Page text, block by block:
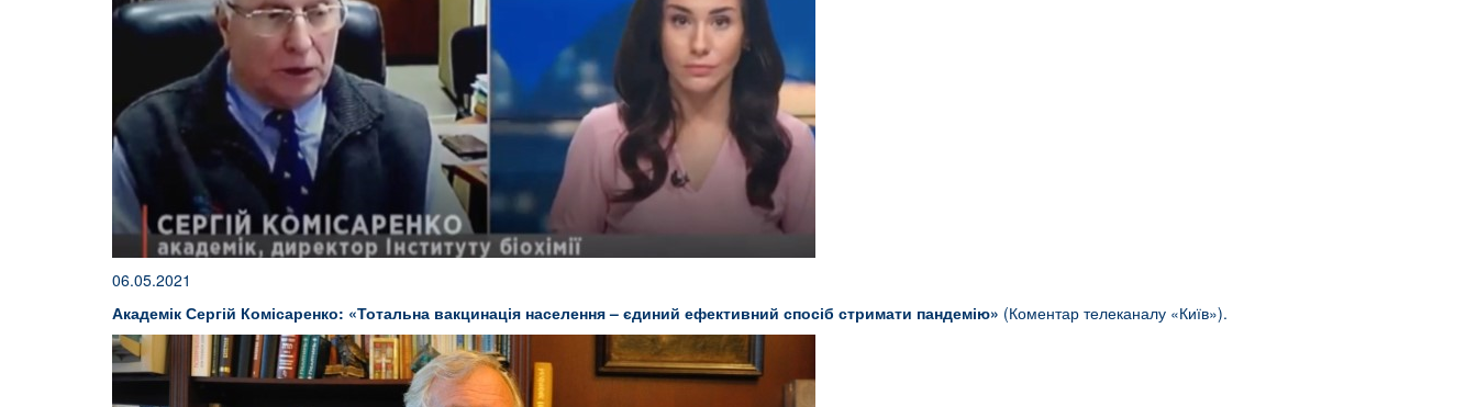
06.05.2021
Академік Сергій Комісаренко: «Тотальна вакцинація населення – єдиний ефективний спосіб стримати пандемію» (Коментар телеканалу «Київ»).